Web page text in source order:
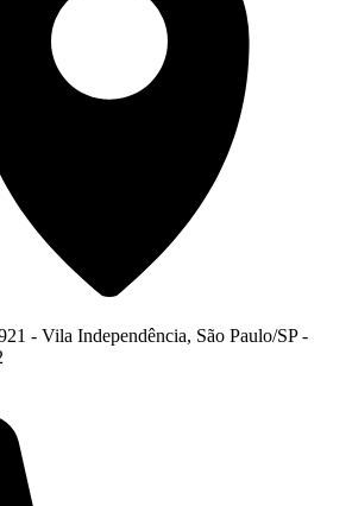
- Vila Independência, São Paulo/SP -